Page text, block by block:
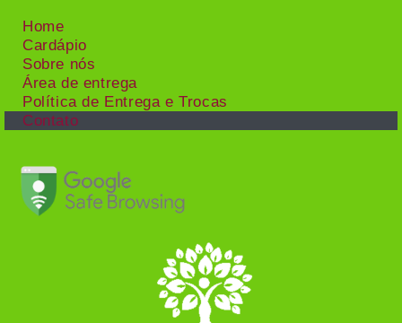
Home
Cardápio
Sobre nós
Área de entrega
Política de Entrega e Trocas
Contato